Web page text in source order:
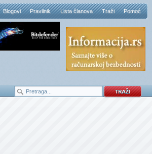
Blogovi Pravilnik Lista članova Traži Pomoć